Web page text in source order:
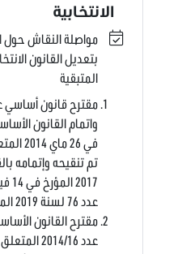
الانتخابية
مواصلة النقاش حول
بتعديل القانون
المتبقية
في 26 ماي